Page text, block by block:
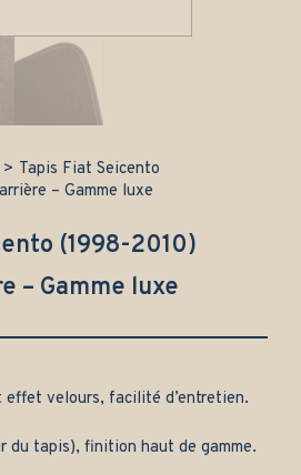
> Tapis Fiat Seicento
– Gamme luxe
(1998-2010)
– Gamme luxe
velours, facilité d’entretien.
du tapis), finition haut de gamme.